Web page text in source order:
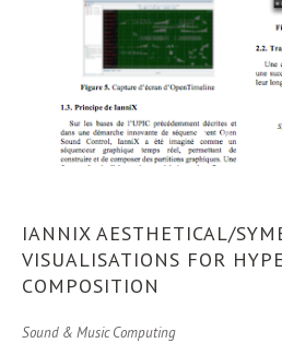
1 2
IANNIX AESTHETICAL/
VISUALISATIONS FOR
COMPOSITION
Sound & Music Computing